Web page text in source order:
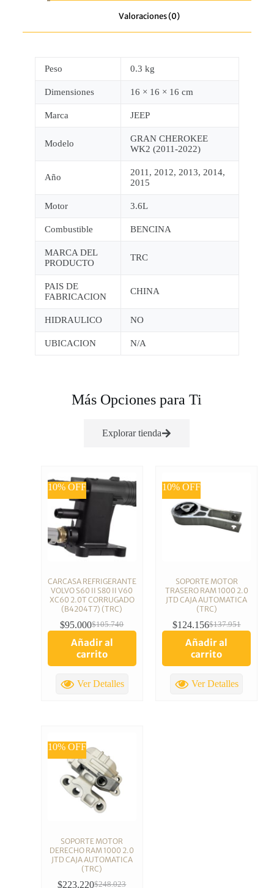
Valoraciones (0)
Peso 0.3 kg
Dimensiones 16 × 16 × 16 cm
Marca JEEP
Modelo
GRAN CHEROKEE
WK2 (2011-2022)
Año
2011, 2012, 2013, 2014,
2015
Motor 3.6L
Combustible BENCINA
MARCA DEL
PRODUCTO
TRC
PAIS DE
FABRICACION
CHINA
HIDRAULICO NO
UBICACION N/A
Más Opciones para Ti
Explorar tienda
10% OFF
CARCASA REFRIGERANTE
VOLVO S60 II S80 II V60
XC60 2.0T CORRUGADO
(B4204T7) (TRC)
$105.740
$95.000
Añadir al
carrito
Ver Detalles
10% OFF
SOPORTE MOTOR
TRASERO RAM 1000 2.0
JTD CAJA AUTOMATICA
(TRC)
$137.951
$124.156
Añadir al
carrito
Ver Detalles
10% OFF
SOPORTE MOTOR
DERECHO RAM 1000 2.0
JTD CAJA AUTOMATICA
(TRC)
$248.023
$223.220